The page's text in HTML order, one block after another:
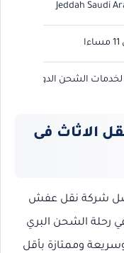
الشحن الدولي
الاثاث فى
افضل شركة نقل عفش
رحلة الشحن البري
وممتازة بأقل